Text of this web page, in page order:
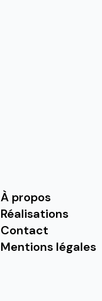
À propos
Réalisations
Contact
Mentions légales